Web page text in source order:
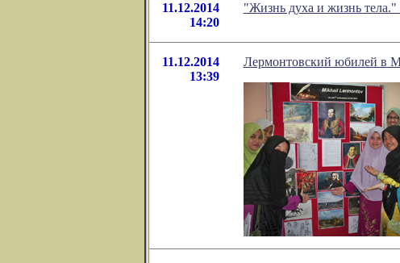
11.12.2014
14:20
"Жизнь духа и жизнь
11.12.2014
13:39
Лермонтовский юбилей в